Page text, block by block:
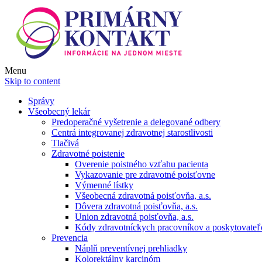
Menu
Skip to content
Správy
Všeobecný lekár
Predoperačné vyšetrenie a delegované odbery
Centrá integrovanej zdravotnej starostlivosti
Tlačivá
Zdravotné poistenie
Overenie poistného vzťahu pacienta
Vykazovanie pre zdravotné poisťovne
Výmenné lístky
Všeobecná zdravotná poisťovňa, a.s.
Dôvera zdravotná poisťovňa, a.s.
Union zdravotná poisťovňa, a.s.
Kódy zdravotníckych pracovníkov a
Prevencia
Náplň preventívnej prehliadky
Kolorektálny karcinóm